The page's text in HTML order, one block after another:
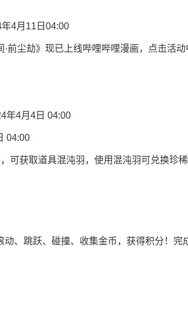
4月11日04:00
前尘劫》现已上线哔哩哔哩漫画，点击活
年4月4日 04:00
04:00
可获取道具混沌羽，使用混沌羽可兑换珍
、跳跃、碰撞、收集金币，获得积分！完